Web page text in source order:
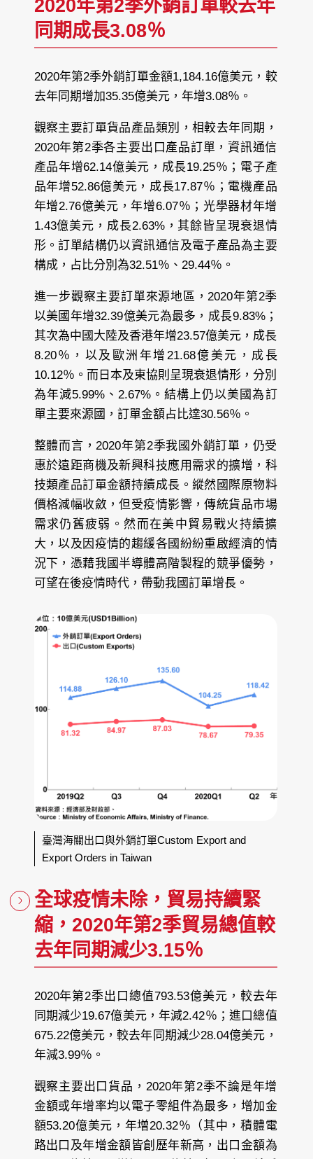
2020年第2季外銷訂單較去年
同期成長3.08％
2020年第2季外銷訂單金額1,184.16億美元，較
去年同期增加35.35億美元，年增3.08％。
觀察主要訂單貨品產品類別，相較去年同期，
2020年第2季各主要出口產品訂單，資訊通信
產品年增62.14億美元，成長19.25％；電子產
品年增52.86億美元，成長17.87％；電機產品
年增2.76億美元，年增6.07％；光學器材年增
1.43億美元，成長2.63%，其餘皆呈現衰退情
形。訂單結構仍以資訊通信及電子產品為主要
構成，占比分別為32.51％、29.44％。
進一步觀察主要訂單來源地區，2020年第2季
以美國年增32.39億美元為最多，成長9.83%；
其次為中國大陸及香港年增23.57億美元，成長
8.20％，以及歐洲年增21.68億美元，成長
10.12％。而日本及東協則呈現衰退情形，分別
為年減5.99%、2.67%。結構上仍以美國為訂
單主要來源國，訂單金額占比達30.56％。
整體而言，2020年第2季我國外銷訂單，仍受
惠於遠距商機及新興科技應用需求的擴增，科
技類產品訂單金額持續成長。縱然國際原物料
價格減幅收斂，但受疫情影響，傳統貨品市場
需求仍舊疲弱。然而在美中貿易戰火持續擴
大，以及因疫情的趨緩各國紛紛重啟經濟的情
況下，憑藉我國半導體高階製程的競爭優勢，
可望在後疫情時代，帶動我國訂單增長。
臺灣海關出口與外銷訂單Custom Export and
Export Orders in Taiwan
全球疫情未除，貿易持續緊
縮，2020年第2季貿易總值較
去年同期減少3.15％
2020年第2季出口總值793.53億美元，較去年
同期減少19.67億美元，年減2.42％；進口總值
675.22億美元，較去年同期減少28.04億美元，
年減3.99％。
觀察主要出口貨品，2020年第2季不論是年增
金額或年增率均以電子零組件為最多，增加金
額53.20億美元，年増20.32％（其中，積體電
路出口及年增金額皆創歷年新高，出口金額為